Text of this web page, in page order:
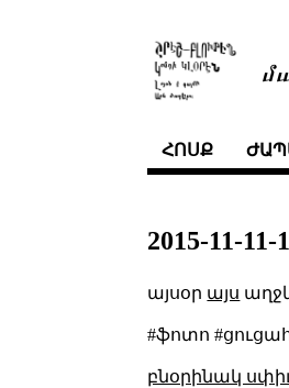
ՀՈՍՔ
2015-11-11-
այսօր այս
#ֆոտո
բնօրինակ